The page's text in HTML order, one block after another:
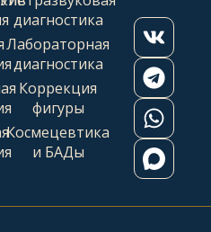
диагностика
Лабораторная
диагностика
Коррекция
фигуры
Космецевтика
и БАДы